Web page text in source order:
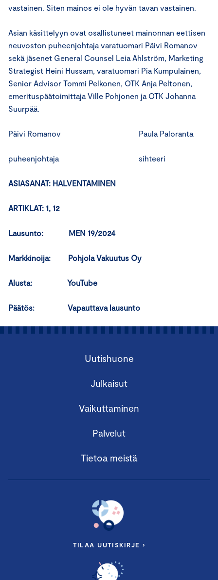
vastainen. Siten mainos ei ole hyvän tavan vastainen.
Asian käsittelyyn ovat osallistuneet mainonnan eettisen
neuvoston puheenjohtaja varatuomari Päivi Romanov
sekä jäsenet General Counsel Leia Ahlström, Marketing
Strategist Heini Hussam, varatuomari Pia Kumpulainen,
Senior Advisor Tommi Pelkonen, OTK Anja Peltonen,
emerituspäätoimittaja Ville Pohjonen ja OTK Johanna
Suurpää.
Päivi Romanov Paula Paloranta
puheenjohtaja sihteeri
ASIASANAT: HALVENTAMINEN
ARTIKLAT: 1, 12
Lausunto: MEN 19/2024
Markkinoija: Pohjola Vakuutus Oy
Alusta: YouTube
Päätös: Vapauttava lausunto
Uutishuone
Julkaisut
Vaikuttaminen
Palvelut
Tietoa meistä
TILAA UUTISKIRJE ›